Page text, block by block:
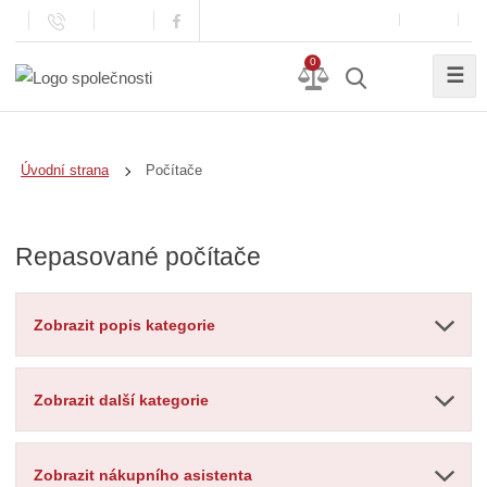
0
☰
Úvodní strana Počítače
Repasované počítače
Zobrazit popis kategorie
Zobrazit další kategorie
Zobrazit nákupního asistenta